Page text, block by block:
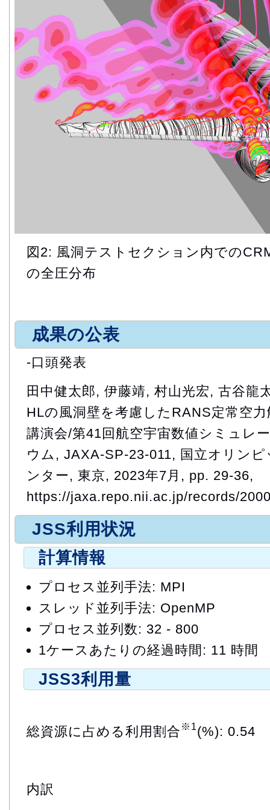
図2: 風洞テストセクション内での
の全圧分布
成果の公表
-口頭発表
田中健太郎, 伊藤靖, 村山光宏, 古谷龍
HLの風洞壁を考慮したRANS定常空
講演会/第41回航空宇宙数値シミュレ
ウム, JAXA-SP-23-011, 国立オリン
ンター, 東京, 2023年7月, pp. 29-36,
https://jaxa.repo.nii.ac.jp/records/
JSS利用状況
計算情報
プロセス並列手法: MPI
スレッド並列手法: OpenMP
プロセス並列数: 32 - 800
1ケースあたりの経過時間: 11 時間
JSS3利用量
総資源に占める利用割合 ※1(%): 0.54
内訳